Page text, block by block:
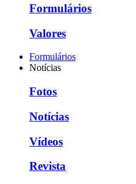
Formulários
Valores
Formulários
Notícias
Fotos
Notícias
Vídeos
Revista